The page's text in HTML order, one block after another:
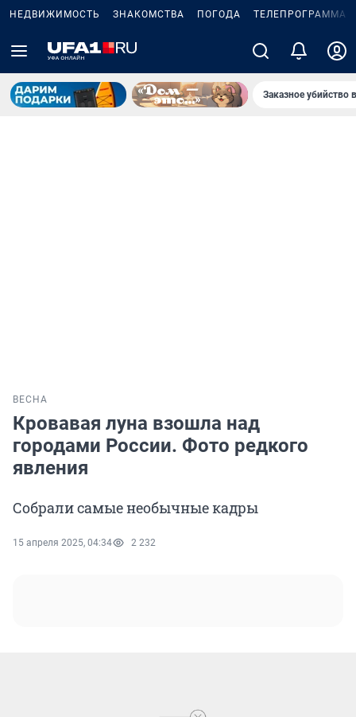
НЕДВИЖИМОСТЬ ЗНАКОМСТВА ПОГОДА ТЕЛЕПРОГРАММА
Заказное убийство
ВЕСНА
Кровавая луна взошла над
городами России. Фото редкого
явления
Собрали самые необычные кадры
15 апреля 2025, 04:34 2 232